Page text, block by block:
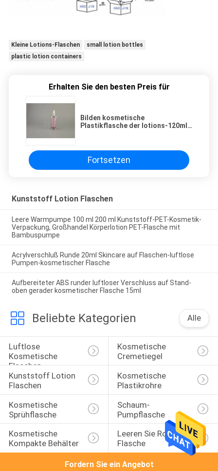
Kleine Lotions-Flaschen
small lotion bottles
plastic lotion containers
Erhalten Sie den besten Preis für
Bilden kosmetische
Plastikflasche der lotions-120ml
Acryllotions-Flasche
Fortsetzen
Kunststoff Lotion Flaschen
Leere Warmpumpe 100 ml 200 ml Kunststoff-PET-Kosmetik-
Verpackung, Großhandel Körperlotion PET-Flasche mit
Bambuspumpe
Acrylverschluß Runde 20ml Skincare auf Flaschen-luftlose
Pumpen-kosmetischer Flasche
Aufbereiteter ABS runder luftloser Verschluss auf Stand-
oben gerader kosmetischer Flasche 15ml
Beliebte Kategorien Alle
Luftlose
Kosmetische
Flaschen
Kosmetische
Cremetiegel
Kunststoff Lotion
Flaschen
Kosmetische
Plastikrohre
Kosmetische
Sprühflasche
Schaum-
Pumpflasche
Kosmetische
Kompakte Behälter
Leeren Sie Rolle Auf
Flasche
Fordern Sie ein Angebot